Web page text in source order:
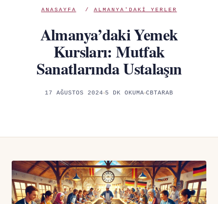
ANASAYFA / ALMANYA'DAKI YERLER
Almanya’daki Yemek
Kursları: Mutfak
Sanatlarında Ustalaşın
17 AĞUSTOS 2024 5 DK OKUMA CBTARAB